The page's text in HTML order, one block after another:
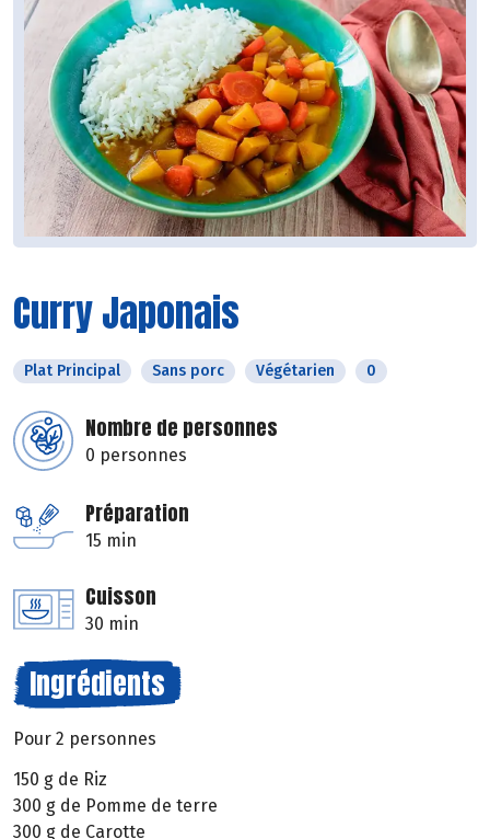
Curry Japonais
Plat Principal Sans porc Végétarien 0
Nombre de personnes
0 personnes
Préparation
15 min
Cuisson
30 min
Ingrédients
Pour 2 personnes
150 g de Riz
300 g de Pomme de terre
300 g de Carotte